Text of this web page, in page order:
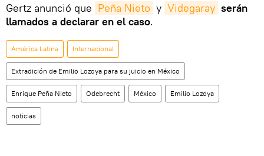
Gertz anunció que Peña Nieto y Videgaray serán
llamados a declarar en el caso.
América Latina Internacional
Extradición de Emilio Lozoya para su juicio en México
Enrique Peña Nieto Odebrecht México Emilio Lozoya
noticias